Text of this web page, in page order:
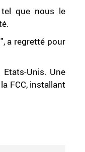
que nous le
a regretté pour
Unis. Une
FCC, installant